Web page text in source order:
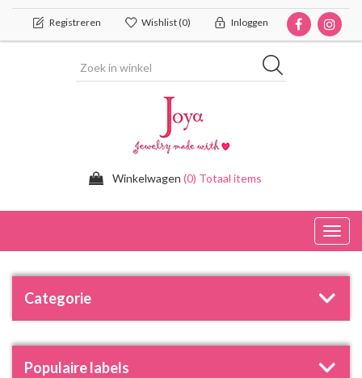
Registreren Wishlist(0) Inloggen
Winkelwagen (0) Totaal items
Categorie
Populaire labels